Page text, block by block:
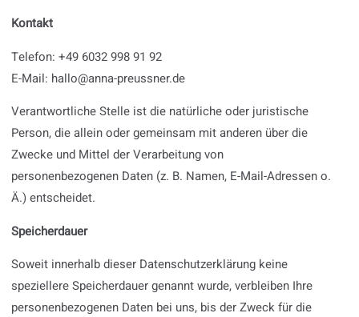
Kontakt
Telefon: +49 6032 998 91 92
E-Mail: hallo@anna-preussner.de
Verantwortliche Stelle ist die natürliche oder juristische
Person, die allein oder gemeinsam mit anderen über die
Zwecke und Mittel der Verarbeitung von
personenbezogenen Daten (z. B. Namen, E-Mail-Adressen o.
Ä.) entscheidet.
Speicherdauer
Soweit innerhalb dieser Datenschutzerklärung keine
speziellere Speicherdauer genannt wurde, verbleiben Ihre
personenbezogenen Daten bei uns, bis der Zweck für die